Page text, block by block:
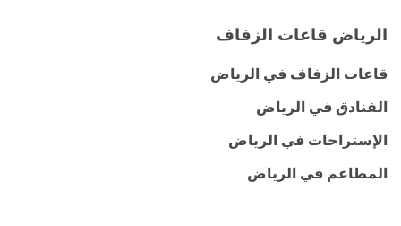
الرياض قاعات الزفاف
قاعات الزفاف في الرياض
الفنادق في الرياض
الإستراحات في الرياض
المطاعم في الرياض